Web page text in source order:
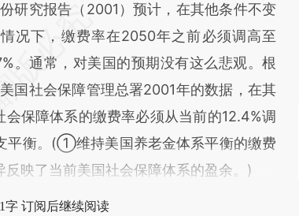
研究报告（2001）预计，在其他条件不变
况下，缴费率在2050年之前必须调高至
。通常，对美国的预期没有这么悲观。根
国社会保障管理总署2001年的数据，在其
保障体系的缴费率必须从当前的12.4%调
平衡。(①维持美国养老金体系平衡的缴费
映了当前美国社会保障体系的盈余。)
字 订阅后继续阅读